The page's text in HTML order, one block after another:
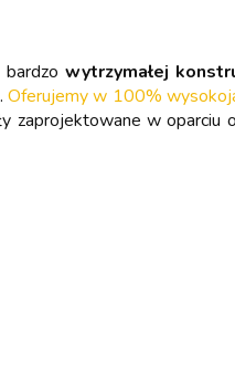
bardzowytrzymałej
. Oferujemy w 100%
zaprojektowane w